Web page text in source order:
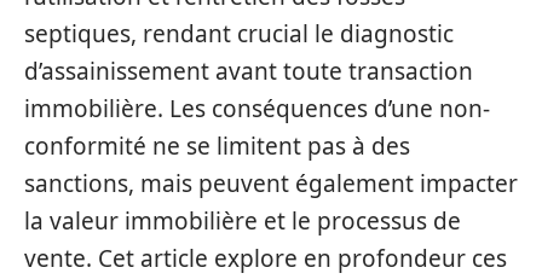
septiques, rendant crucial le diagnostic
d’assainissement avant toute transaction
immobilière. Les conséquences d’une non-
conformité ne se limitent pas à des
sanctions, mais peuvent également impacter
la valeur immobilière et le processus de
vente. Cet article explore en profondeur ces